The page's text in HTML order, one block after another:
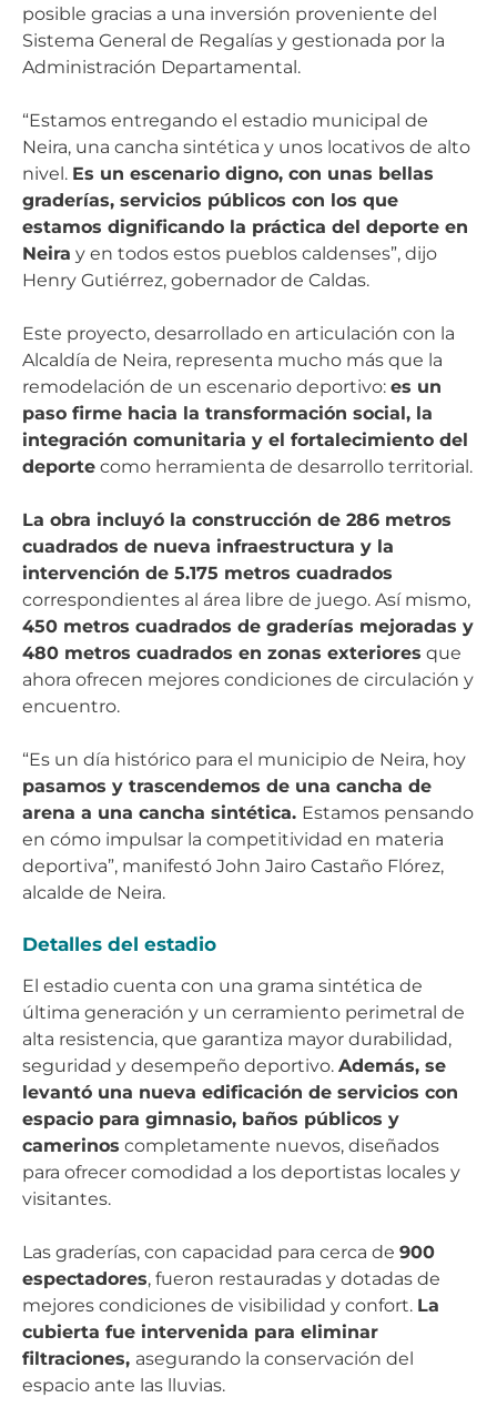
posible gracias a una inversión proveniente del
Sistema General de Regalías y gestionada por la
Administración Departamental.
“Estamos entregando el estadio municipal de
Neira, una cancha sintética y unos locativos de alto
nivel. Es un escenario digno, con unas bellas
graderías, servicios públicos con los que
estamos dignificando la práctica del deporte en
Neira y en todos estos pueblos caldenses”, dijo
Henry Gutiérrez, gobernador de Caldas.
Este proyecto, desarrollado en articulación con la
Alcaldía de Neira, representa mucho más que la
remodelación de un escenario deportivo: es un
paso firme hacia la transformación social, la
integración comunitaria y el fortalecimiento del
deporte como herramienta de desarrollo territorial.
La obra incluyó la construcción de 286 metros
cuadrados de nueva infraestructura y la
intervención de 5.175 metros cuadrados
correspondientes al área libre de juego. Así mismo,
450 metros cuadrados de graderías mejoradas y
480 metros cuadrados en zonas exteriores que
ahora ofrecen mejores condiciones de circulación y
encuentro.
“Es un día histórico para el municipio de Neira, hoy
pasamos y trascendemos de una cancha de
arena a una cancha sintética. Estamos pensando
en cómo impulsar la competitividad en materia
deportiva”, manifestó John Jairo Castaño Flórez,
alcalde de Neira.
Detalles del estadio
El estadio cuenta con una grama sintética de
última generación y un cerramiento perimetral de
alta resistencia, que garantiza mayor durabilidad,
seguridad y desempeño deportivo. Además, se
levantó una nueva edificación de servicios con
espacio para gimnasio, baños públicos y
camerinos completamente nuevos, diseñados
para ofrecer comodidad a los deportistas locales y
visitantes.
Las graderías, con capacidad para cerca de 900
espectadores, fueron restauradas y dotadas de
mejores condiciones de visibilidad y confort. La
cubierta fue intervenida para eliminar
filtraciones, asegurando la conservación del
espacio ante las lluvias.